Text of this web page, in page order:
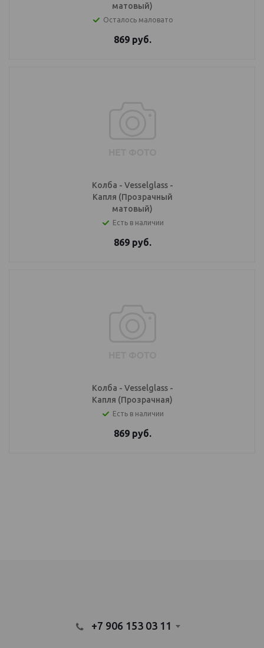
матовый)
Осталось маловато
869руб.
Колба - Vesselglass -
Капля (Прозрачный
матовый)
Есть в наличии
869руб.
Колба - Vesselglass -
Капля (Прозрачная)
Есть в наличии
869руб.
+7 906 153 03 11